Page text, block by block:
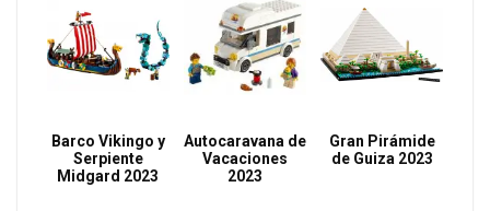
Barco Vikingo y
Serpiente
Midgard 2023
Autocaravana de
Vacaciones
2023
Gran Pirámide
de Guiza 2023